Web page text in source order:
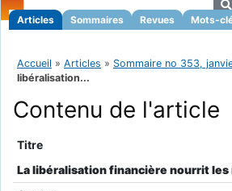
Articles Sommaires Revues Mots-
Accueil » Articles » Sommaire no 353,
libéralisation...
Contenu de l'article
Titre
La libéralisation financière nourrit